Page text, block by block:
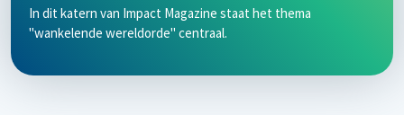
In dit katern van Impact Magazine staat het thema
"wankelende wereldorde" centraal.